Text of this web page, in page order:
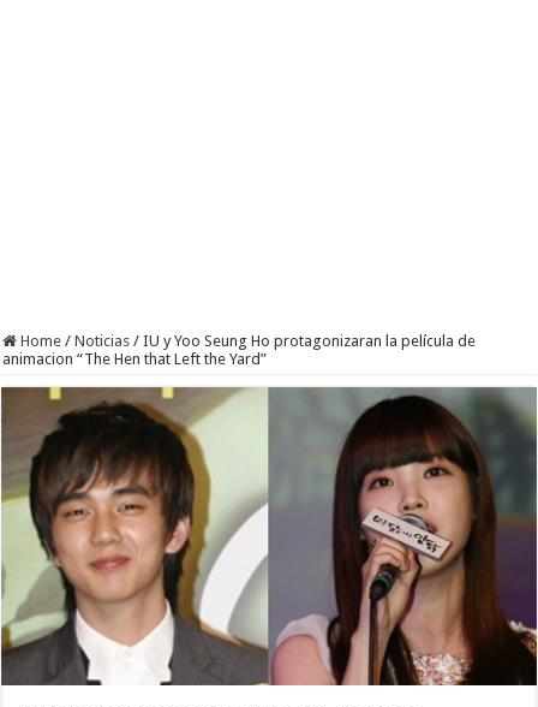
Home / Noticias / IU y Yoo Seung Ho protagonizaran la película de
animacion “The Hen that Left the Yard”